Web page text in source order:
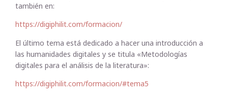
también en:
https://digiphilit.com/formacion/
El último tema está dedicado a hacer una introducción a
las humanidades digitales y se titula «Metodologías
digitales para el análisis de la literatura»:
https://digiphilit.com/formacion/#tema5